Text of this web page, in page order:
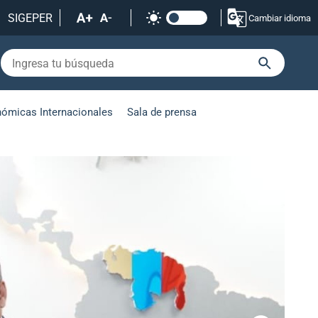
SIGEPER Cambiar idioma
Internacionales Sala de prensa